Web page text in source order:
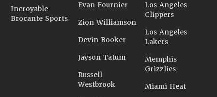
Incroyable
Brocante Sports
Evan Fournier
Zion Williamson
Devin Booker
Jayson Tatum
Russell
Westbrook
Los Angeles
Clippers
Los Angeles
Lakers
Memphis
Grizzlies
Miami Heat